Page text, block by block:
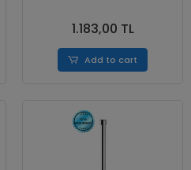
1.183,00 TL
Add to cart